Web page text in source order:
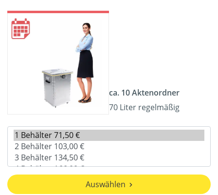
ca. 10 Aktenordner
70 Liter regelmäßig
Auswählen